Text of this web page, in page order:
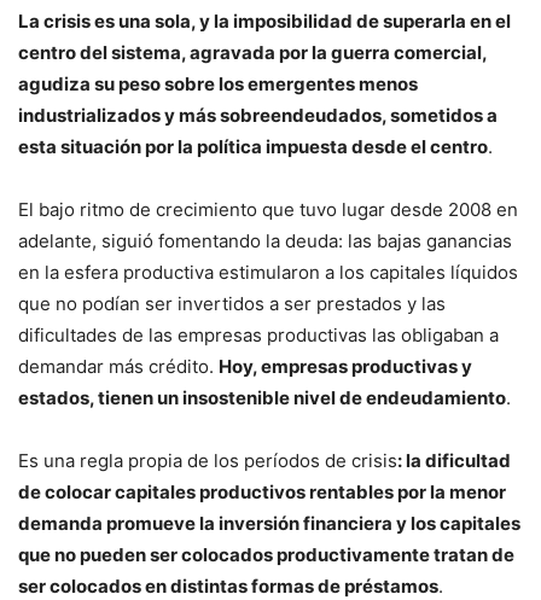
La crisis es una sola, y la imposibilidad de superarla en el
centro del sistema, agravada por la guerra comercial,
agudiza su peso sobre los emergentes menos
industrializados y más sobreendeudados, sometidos a
esta situación por la política impuesta desde el centro.
El bajo ritmo de crecimiento que tuvo lugar desde 2008 en
adelante, siguió fomentando la deuda: las bajas ganancias
en la esfera productiva estimularon a los capitales líquidos
que no podían ser invertidos a ser prestados y las
dificultades de las empresas productivas las obligaban a
demandar más crédito. Hoy, empresas productivas y
estados, tienen un insostenible nivel de endeudamiento.
Es una regla propia de los períodos de crisis: la dificultad
de colocar capitales productivos rentables por la menor
demanda promueve la inversión financiera y los capitales
que no pueden ser colocados productivamente tratan de
ser colocados en distintas formas de préstamos.